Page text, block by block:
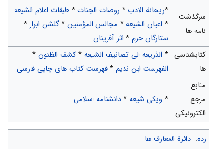
سرگذشت
نامه ها
*ريحانة الادب* روضات الجنات* طبقات اعلام الشیعه‌
* اعیان الشیعه* مجالس المؤمنین* گلشن ابرار *
ستارگان حرم* اثر آفرینان
کتابشناسی
ها
* الذریعه الی تصانیف الشیعه* کشف الظنون*
الفهرست ابن ندیم* فهرست کتاب های چاپی فارسی
منابع
مرجع
الکترونیکی
* ویکی شیعه* دانشنامه اسلامی
رده: دائرة المعارف ها